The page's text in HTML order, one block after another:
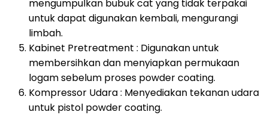
mengumpulkan bubuk cat yang tidak terpakai
untuk dapat digunakan kembali, mengurangi
limbah.
Kabinet Pretreatment : Digunakan untuk
membersihkan dan menyiapkan permukaan
logam sebelum proses powder coating.
Kompressor Udara : Menyediakan tekanan udara
untuk pistol powder coating.